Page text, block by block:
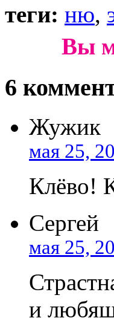
теги: ню,
Вы
6
Жужик
мая 25,
Клёво!
Сергей
мая 25,
и